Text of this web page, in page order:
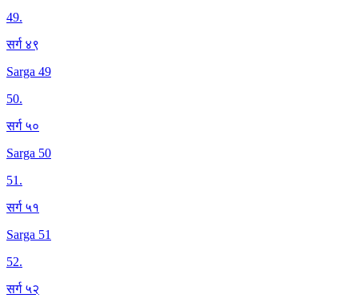
49.
सर्ग ४९
Sarga 49
50.
सर्ग ५०
Sarga 50
51.
सर्ग ५१
Sarga 51
52.
सर्ग ५२